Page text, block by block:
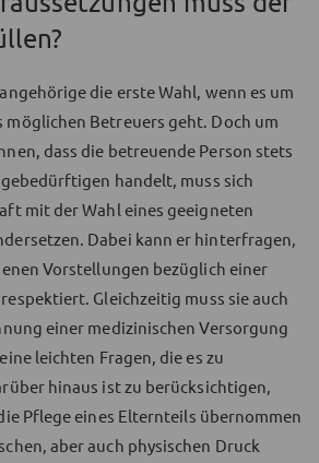
die erste Wahl, wenn es um
möglichen Betreuers geht. Doch um
dass die betreuende Person stets
handelt, muss sich
mit der Wahl eines geeigneten
Dabei kann er hinterfragen,
Vorstellungen bezüglich einer
Gleichzeitig muss sie auch
einer medizinischen Versorgung
leichten Fragen, die es zu
hinaus ist zu berücksichtigen,
Pflege eines Elternteils übernommen
aber auch physischen Druck